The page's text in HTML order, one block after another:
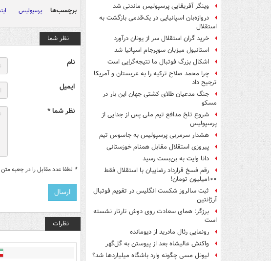
وینگر آفریقایی پرسپولیس ماندنی شد
دروازه‌بان اسپانیایی در یک‌قدمی بازگشت به
استقلال
خرید گران استقلال سر از یونان درآورد
استانبول میزبان سوپرجام اسپانیا شد
اشکال بزرگ فوتبال ما نتیجه‌گرایی است
چرا محمد صلاح ترکیه را به عربستان و آمریکا
ترجیح داد
جنگ مدعیان طلای کشتی جهان این بار در
مسکو
شروع تلخ مدافع تیم ملی پس از جدایی از
پرسپولیس
هشدار سرمربی پرسپولیس به جاسوس تیم
پیروزی استقلال مقابل همنام خوزستانی
دانا وایت به بن‌بست رسید
رقم فسخ قرارداد رضاییان با استقلال فقط
۱۰۰میلیون تومان!
ثبت سالروز شکست انگلیس در تقویم فوتبال
آرژانتین
برزگر: همای سعادت روی دوش تارتار نشسته
است
رونمایی رئال مادرید از دیومانده
واکنش عالیشاه بعد از پیوستن به گل‌گهر
لیونل مسی چگونه وارد باشگاه میلیاردها شد؟
برچسب‌ها پرسپولیس
نظر شما
نام
ایمیل
نظر شما *
* لطفا عدد مقابل را در جعبه متن
نظرات